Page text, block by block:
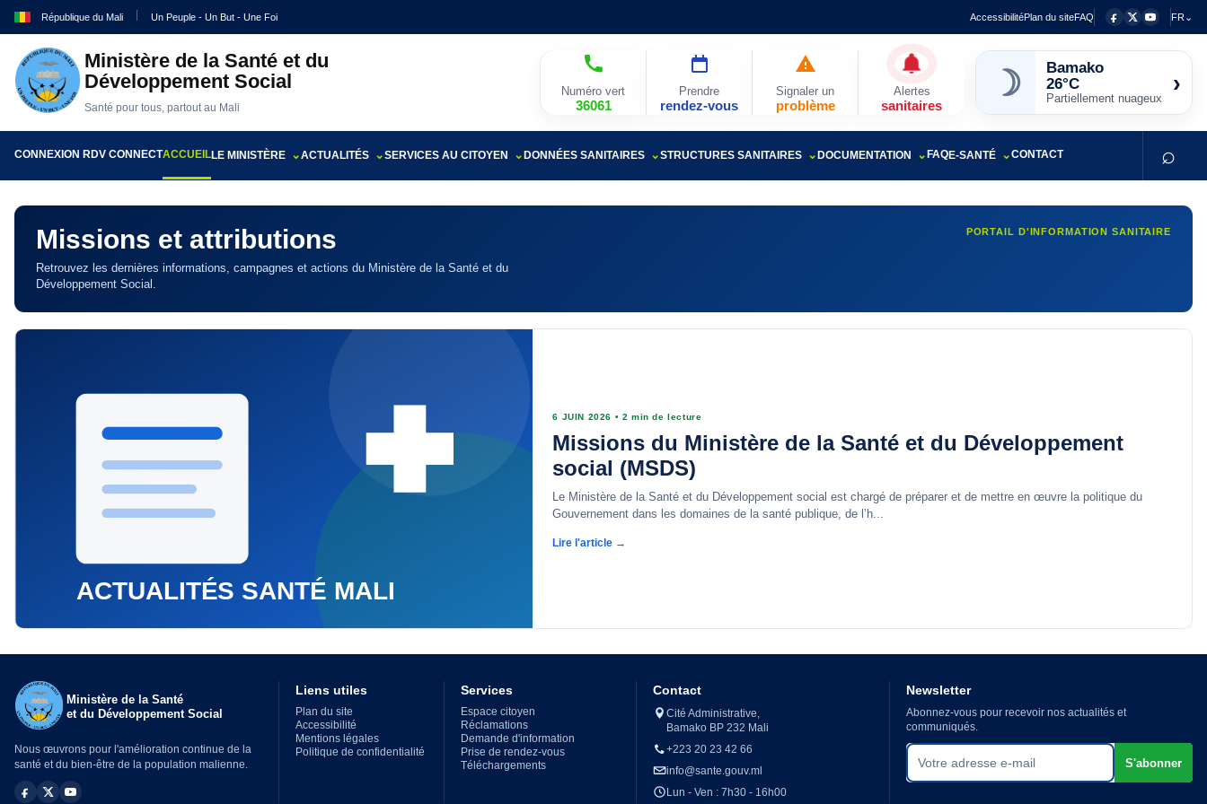
République du Mali Un Peuple - Un But - Une Foi AccessibilitéPlan du siteFAQ FR⌄
Ministère de la Santé et du
Développement Social
Santé pour tous, partout au Mali
Numéro vert
36061
Prendre
rendez-vous
Signaler un
problème
Alertes
sanitaires ☽
Bamako
26°C
Partiellement nuageux
›
CONNEXION RDV CONNECTACCUEILLE MINISTÈRE ACTUALITÉS SERVICES AU CITOYEN DONNÉES SANITAIRES STRUCTURES SANITAIRES DOCUMENTATION FAQE-SANTÉ CONTACT ⌕
Missions et attributions
Retrouvez les dernières informations, campagnes et actions du Ministère de la Santé et du
Développement Social.
PORTAIL D'INFORMATION SANITAIRE
6 JUIN 2026 • 2 min de lecture
Missions du Ministère de la Santé et du Développement
social (MSDS)
Le Ministère de la Santé et du Développement social est chargé de préparer et de mettre en œuvre la politique du
Gouvernement dans les domaines de la santé publique, de l’h...
Lire l'article →
Ministère de la Santé
et du Développement Social
Nous œuvrons pour l'amélioration continue de la
santé et du bien-être de la population malienne.
Liens utiles
Plan du site
Accessibilité
Mentions légales
Politique de confidentialité
Services
Espace citoyen
Réclamations
Demande d'information
Prise de rendez-vous
Téléchargements
Contact
Cité Administrative,
Bamako BP 232 Mali
+223 20 23 42 66
info@sante.gouv.ml
Lun - Ven : 7h30 - 16h00
Newsletter
Abonnez-vous pour recevoir nos actualités et
communiqués.
Votre adresse e-mail
S'abonner